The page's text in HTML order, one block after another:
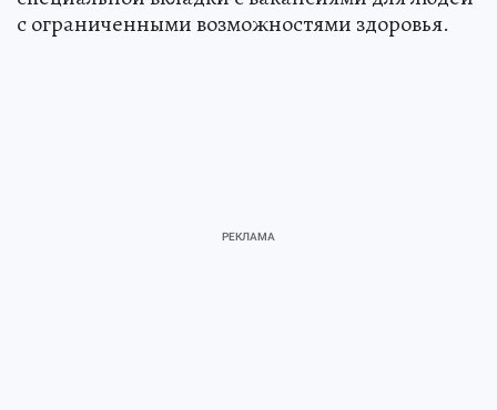
с ограниченными возможностями здоровья.